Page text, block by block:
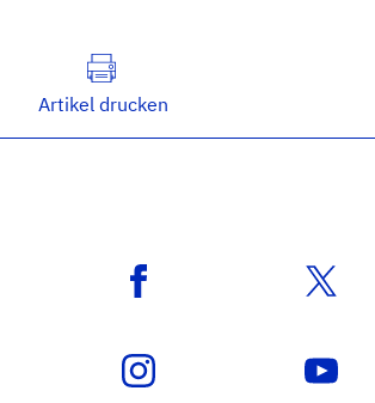
Artikel drucken